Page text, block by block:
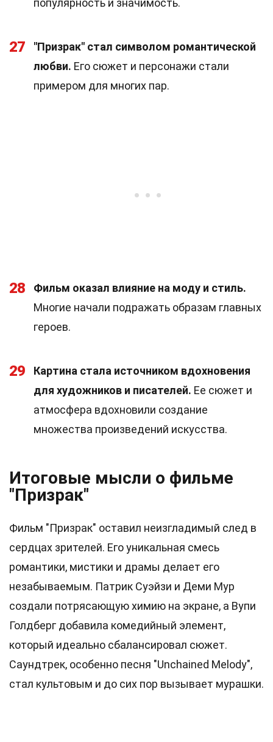
популярность и значимость.
27
"Призрак" стал символом романтической
любви. Его сюжет и персонажи стали
примером для многих пар.
28
Фильм оказал влияние на моду и стиль.
Многие начали подражать образам главных
героев.
29
Картина стала источником вдохновения
для художников и писателей. Ее сюжет и
атмосфера вдохновили создание
множества произведений искусства.
Итоговые мысли о фильме
"Призрак"
Фильм "Призрак" оставил неизгладимый след в
сердцах зрителей. Его уникальная смесь
романтики, мистики и драмы делает его
незабываемым. Патрик Суэйзи и Деми Мур
создали потрясающую химию на экране, а Вупи
Голдберг добавила комедийный элемент,
который идеально сбалансировал сюжет.
Саундтрек, особенно песня "Unchained Melody",
стал культовым и до сих пор вызывает мурашки.